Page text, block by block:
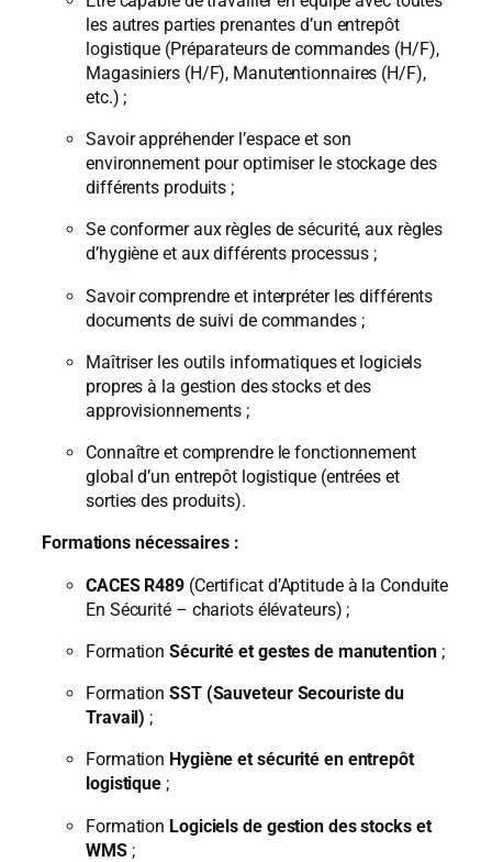
les autres parties prenantes d’un entrepôt
logistique (Préparateurs de commandes (H/F),
Magasiniers (H/F), Manutentionnaires (H/F),
etc.) ;
Savoir appréhender l’espace et son
environnement pour optimiser le stockage des
différents produits ;
Se conformer aux règles de sécurité, aux règles
d’hygiène et aux différents processus ;
Savoir comprendre et interpréter les différents
documents de suivi de commandes ;
Maîtriser les outils informatiques et logiciels
propres à la gestion des stocks et des
approvisionnements ;
Connaître et comprendre le fonctionnement
global d’un entrepôt logistique (entrées et
sorties des produits).
Formations nécessaires :
CACES R489 (Certificat d’Aptitude à la Conduite
En Sécurité – chariots élévateurs) ;
Formation Sécurité et gestes de manutention;
Formation SST (Sauveteur Secouriste du
Travail) ;
Formation Hygiène et sécurité en entrepôt
logistique ;
Formation Logiciels de gestion des stocks et
WMS;